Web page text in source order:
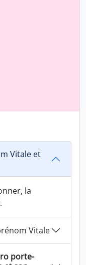
Vitale et
la
Vitale
porte-